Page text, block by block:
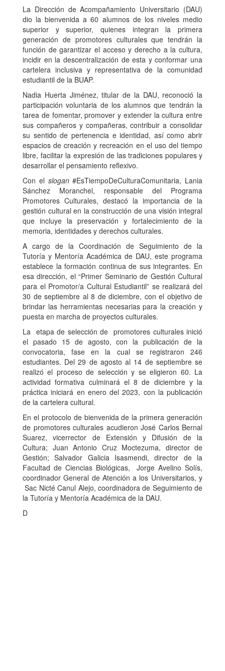
La Dirección de Acompañamiento Universitario (DAU)
dio la bienvenida a 60 alumnos de los niveles medio
superior y superior, quienes integran la primera
generación de promotores culturales que tendrán la
función de garantizar el acceso y derecho a la cultura,
incidir en la descentralización de esta y conformar una
cartelera inclusiva y representativa de la comunidad
estudiantil de la BUAP.
Nadia Huerta Jiménez, titular de la DAU, reconoció la
participación voluntaria de los alumnos que tendrán la
tarea de fomentar, promover y extender la cultura entre
sus compañeros y compañeras, contribuir a consolidar
su sentido de pertenencia e identidad, así como abrir
espacios de creación y recreación en el uso del tiempo
libre, facilitar la expresión de las tradiciones populares y
desarrollar el pensamiento reflexivo.
Con el slogan#EsTiempoDeCulturaComunitaria, Lania
Sánchez Moranchel, responsable del Programa
Promotores Culturales, destacó la importancia de la
gestión cultural en la construcción de una visión integral
que incluye la preservación y fortalecimiento de la
memoria, identidades y derechos culturales.
A cargo de la Coordinación de Seguimiento de la
Tutoría y Mentoría Académica de DAU, este programa
establece la formación continua de sus integrantes. En
esa dirección, el “Primer Seminario de Gestión Cultural
para el Promotor/a Cultural Estudiantil” se realizará del
30 de septiembre al 8 de diciembre, con el objetivo de
brindar las herramientas necesarias para la creación y
puesta en marcha de proyectos culturales.
La etapa de selección de promotores culturales inició
el pasado 15 de agosto, con la publicación de la
convocatoria, fase en la cual se registraron 246
estudiantes. Del 29 de agosto al 14 de septiembre se
realizó el proceso de selección y se eligieron 60. La
actividad formativa culminará el 8 de diciembre y la
práctica iniciará en enero del 2023, con la publicación
de la cartelera cultural.
En el protocolo de bienvenida de la primera generación
de promotores culturales acudieron José Carlos Bernal
Suarez, vicerrector de Extensión y Difusión de la
Cultura; Juan Antonio Cruz Moctezuma, director de
Gestión; Salvador Galicia Isasmendi, director de la
Facultad de Ciencias Biológicas, Jorge Avelino Solís,
coordinador General de Atención a los Universitarios, y
Sac Nicté Canul Alejo, coordinadora de Seguimiento de
la Tutoría y Mentoría Académica de la DAU.
D